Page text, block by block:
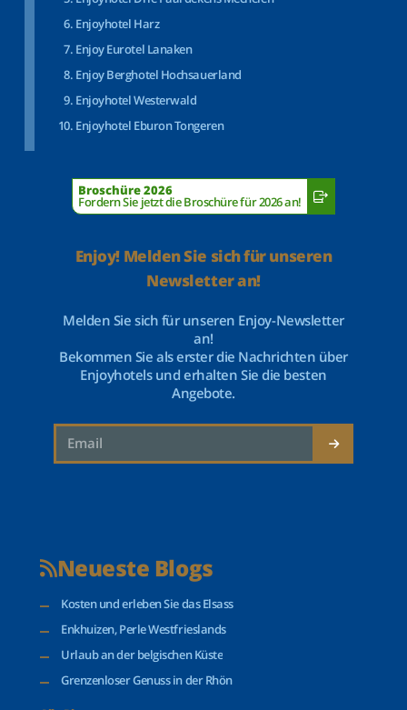
Enjoyhotel Harz
Enjoy Eurotel Lanaken
Enjoy Berghotel Hochsauerland
Enjoyhotel Westerwald
Enjoyhotel Eburon Tongeren
Broschüre 2026
Fordern Sie jetzt die Broschüre für 2026 an!
Enjoy! Melden Sie sich für unseren
Newsletter an!
Melden Sie sich für unseren Enjoy-Newsletter
an!
Bekommen Sie als erster die Nachrichten über
Enjoyhotels und erhalten Sie die besten
Angebote.
Neueste Blogs
Kosten und erleben Sie das Elsass
Enkhuizen, Perle Westfrieslands
Urlaub an der belgischen Küste
Grenzenloser Genuss in der Rhön